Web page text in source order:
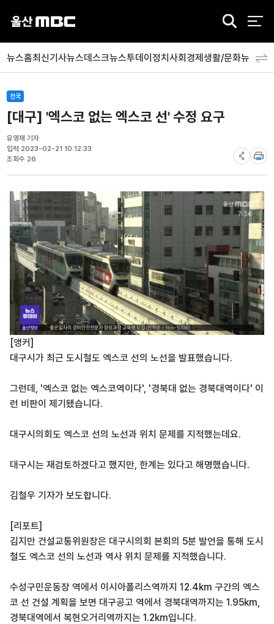
검
뉴스홈최신기사뉴스데스크뉴스투데이정치사회경제생활/문화뉴스특
전국
[대구] '엑스코 없는 엑스코 선' 수정 요구
유영재 기자
입력 2023-02-21 10:12:33
조회수 26
[앵커]
대구시가 최근 도시철도 엑스코 선의 노선을 발표했습니다.
그런데, '엑스코 없는 엑스코역이다', '경북대 없는 경북대역이다' 이
런 비판이 제기됐습니다.
대구시의회도 엑스코 선의 노선과 위치 문제를 지적했는데요.
대구시는 재검토하겠다고 했지만, 한계는 있다고 해명했습니다.
김철우 기자가 보도합니다.
[리포트]
김지만 건설교통위원장은 대구시의회 본회의 5분 발언을 통해 도시
철도 엑스코 선의 노선과 역사 위치 문제를 지적했습니다.
수성구민운동장 역에서 이시아폴리스역까지 12.4km 구간의 엑스
코 선 건설 계획을 보면 대구공고 역에서 경북대역까지는 1.95km,
경북대역에서 복현오거리역까지는 1.2km입니다.